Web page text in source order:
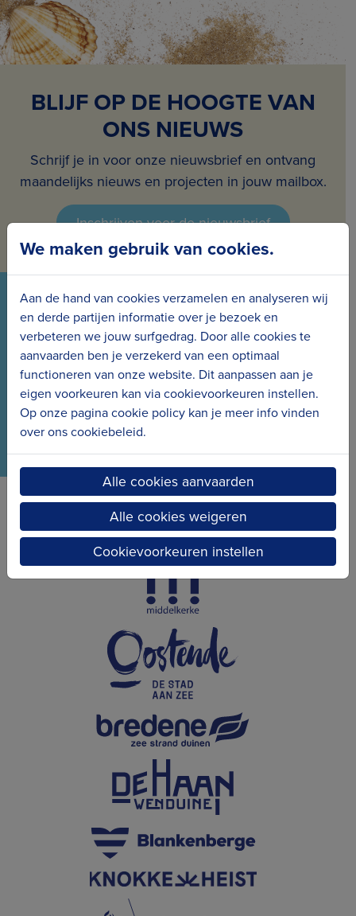
BLIJF OP DE HOOGTE VAN
ONS NIEUWS
Schrijf je in voor onze nieuwsbrief en ontvang
maandelijks nieuws en projecten in jouw mailbox.
Inschrijven voor de nieuwsbrief
VOLG ONS VIA ONZE SOCIALS
Wees meteen op de hoogte van het laatste nieuws
en de nieuwe projecten.
Erfgoedcel Kusterfgoed verbindt
We maken gebruik van cookies.
Aan de hand van cookies verzamelen en analyseren wij
en derde partijen informatie over je bezoek en
verbeteren we jouw surfgedrag. Door alle cookies te
aanvaarden ben je verzekerd van een optimaal
functioneren van onze website. Dit aanpassen aan je
eigen voorkeuren kan via cookievoorkeuren instellen.
Op onze pagina cookie policy kan je meer info vinden
over ons cookiebeleid.
Alle cookies aanvaarden
Alle cookies weigeren
Cookievoorkeuren instellen